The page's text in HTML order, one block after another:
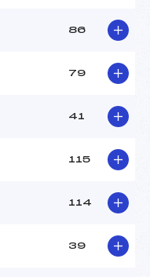
86
79
41
115
114
39